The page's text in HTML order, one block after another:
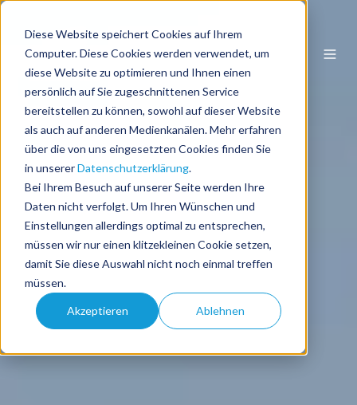
Diese Website speichert Cookies auf Ihrem
Computer. Diese Cookies werden verwendet, um
diese Website zu optimieren und Ihnen einen
persönlich auf Sie zugeschnittenen Service
bereitstellen zu können, sowohl auf dieser Website
als auch auf anderen Medienkanälen. Mehr erfahren
über die von uns eingesetzten Cookies finden Sie
in unsererDatenschutzerklärung.
Bei Ihrem Besuch auf unserer Seite werden Ihre
Daten nicht verfolgt. Um Ihren Wünschen und
Einstellungen allerdings optimal zu entsprechen,
müssen wir nur einen klitzekleinen Cookie setzen,
damit Sie diese Auswahl nicht noch einmal treffen
müssen.
Akzeptieren Ablehnen
DE